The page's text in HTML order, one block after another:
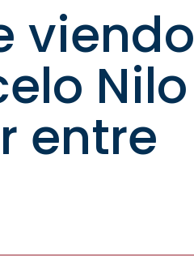
viendo
Nilo
entre